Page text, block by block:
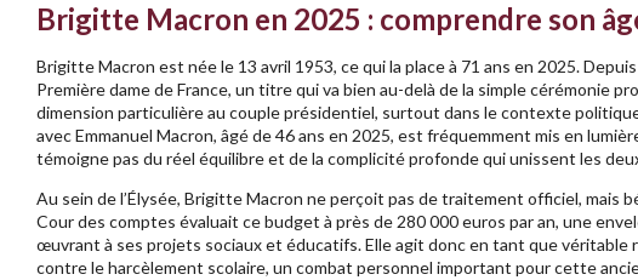
Brigitte Macron en 2025 : comprendre son
Brigitte Macron est née le 13 avril 1953, ce qui la place à 71 ans en 2025.
Première dame de France, un titre qui va bien au-delà de la simple cérémonie
dimension particulière au couple présidentiel, surtout dans le contexte
avec Emmanuel Macron, âgé de 46 ans en 2025, est fréquemment mis en
témoigne pas du réel équilibre et de la complicité profonde qui unissent les
Au sein de l’Élysée, Brigitte Macron ne perçoit pas de traitement officiel, mais
Cour des comptes évaluait ce budget à près de 280 000 euros par an, une
œuvrant à ses projets sociaux et éducatifs. Elle agit donc en tant que
contre le harcèlement scolaire, un combat personnel important pour cette